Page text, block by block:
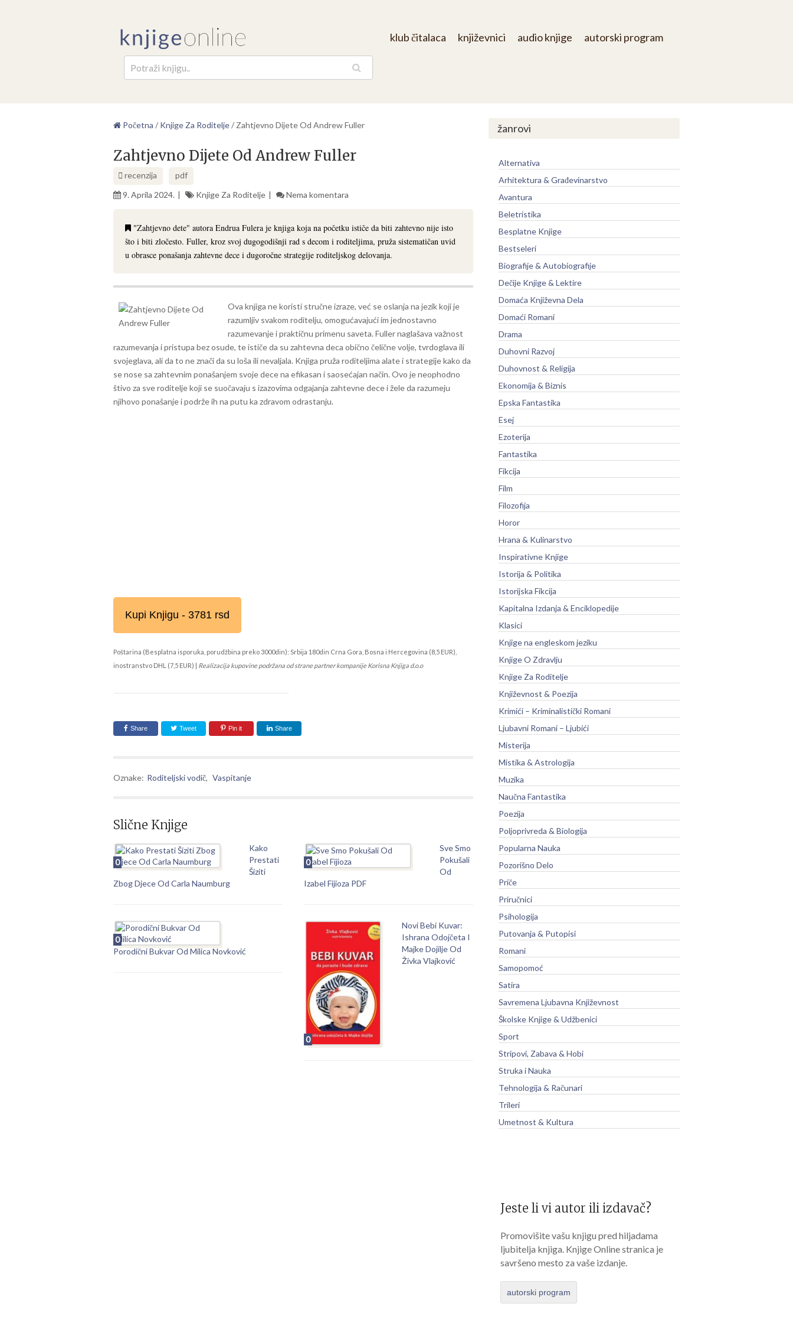
klub čitalaca književnici audio knjige autorski program
Početna / Knjige Za Roditelje/ Zahtjevno Dijete Od Andrew Fuller
Zahtjevno Dijete Od Andrew Fuller
recenzija
pdf
9. Aprila 2024.
Knjige Za Roditelje Nema komentara
"Zahtjevno dete" autora Endrua Fulera je knjiga koja na početku ističe da biti zahtevno nije isto
što i biti zločesto. Fuller, kroz svoj dugogodišnji rad s decom i roditeljima, pruža sistematičan uvid
u obrasce ponašanja zahtevne dece i dugoročne strategije roditeljskog delovanja.
Ova knjiga ne koristi stručne izraze, već se oslanja na jezik koji je
razumljiv svakom roditelju, omogućavajući im jednostavno
razumevanje i praktičnu primenu saveta. Fuller naglašava važnost
razumevanja i pristupa bez osude, te ističe da su zahtevna deca obično čelične volje, tvrdoglava ili
svojeglava, ali da to ne znači da su loša ili nevaljala. Knjiga pruža roditeljima alate i strategije kako da
se nose sa zahtevnim ponašanjem svoje dece na efikasan i saosećajan način. Ovo je neophodno
štivo za sve roditelje koji se suočavaju s izazovima odgajanja zahtevne dece i žele da razumeju
njihovo ponašanje i podrže ih na putu ka zdravom odrastanju.
Kupi Knjigu - 3781 rsd
Poštarina (Besplatna isporuka, porudžbina preko 3000din): Srbija 180din Crna Gora, Bosna i Hercegovina (8,5 EUR),
inostranstvo DHL (7,5 EUR) | Realizacija kupovine podržana od strane partner kompanije Korisna Knjiga d.o.o
Share Tweet Pin it Share
Oznake: Roditeljski vodič, Vaspitanje
Slične Knjige
0
Kako
Prestati
Šiziti
Zbog Djece Od Carla Naumburg
0
Sve Smo
Pokušali
Od
Izabel Fijioza PDF
0
Porodični Bukvar Od Milica Novković
0
Novi Bebi Kuvar:
Ishrana Odojčeta I
Majke Dojilje Od
Živka Vlajković
žanrovi
Alternativa
Arhitektura & Građevinarstvo
Avantura
Beletristika
Besplatne Knjige
Bestseleri
Biografije & Autobiografije
Dečije Knjige & Lektire
Domaća Književna Dela
Domaći Romani
Drama
Duhovni Razvoj
Duhovnost & Religija
Ekonomija & Biznis
Epska Fantastika
Esej
Ezoterija
Fantastika
Fikcija
Film
Filozofija
Horor
Hrana & Kulinarstvo
Inspirativne Knjige
Istorija & Politika
Istorijska Fikcija
Kapitalna Izdanja & Enciklopedije
Klasici
Knjige na engleskom jeziku
Knjige O Zdravlju
Knjige Za Roditelje
Književnost & Poezija
Krimići – Kriminalistički Romani
Ljubavni Romani – Ljubići
Misterija
Mistika & Astrologija
Muzika
Naučna Fantastika
Poezija
Poljoprivreda & Biologija
Popularna Nauka
Pozorišno Delo
Priče
Priručnici
Psihologija
Putovanja & Putopisi
Romani
Samopomoć
Satira
Savremena Ljubavna Književnost
Školske Knjige & Udžbenici
Sport
Stripovi, Zabava & Hobi
Struka i Nauka
Tehnologija & Računari
Trileri
Umetnost & Kultura
Jeste li vi autor ili izdavač?
Promovišite vašu knjigu pred hiljadama
ljubitelja knjiga. Knjige Online stranica je
savršeno mesto za vaše izdanje.
autorski program